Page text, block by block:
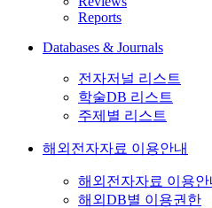
Reports
Databases & Journals
전자저널 리스트
학술DB 리스트
주제별 리스트
해외전자자료 이용안내
해외전자자료 이용안
해외DB별 이용권한